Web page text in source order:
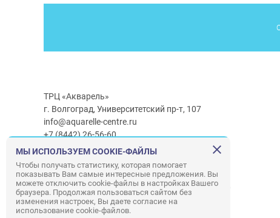
ТРЦ «Акварель»
г. Волгоград, Университетский пр-т, 107
info@aquarelle-centre.ru
+7 (8442) 26-56-60
Часы работы ТРЦ: с 10:00 до 22:00
Часы работы г/м Ашан:с 08:00 до 23:00
Часы работыг/мЛемана ПРО:с 08:00 до 22:00
Правила посещения ТРЦ «Акварель»
МЫ ИСПОЛЬЗУЕМ COOKIE-ФАЙЛЫ
Чтобы получать статистику, которая помогает
показывать Вам самые интересные предложения. Вы
можете отключить cookie-файлы в настройках Вашего
браузера. Продолжая пользоваться сайтом без
изменения настроек, Вы даете согласие на
использование cookie-файлов.